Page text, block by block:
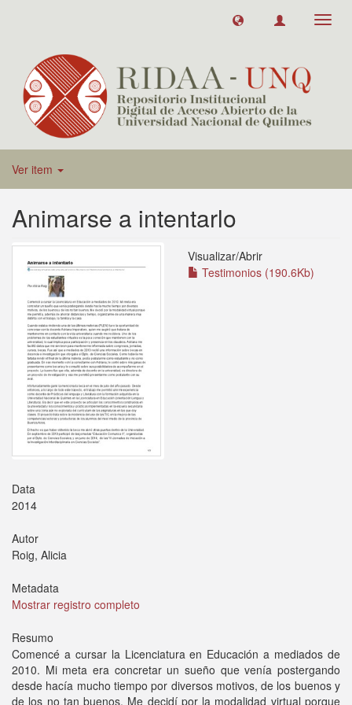
Ver item
Animarse a intentarlo
Visualizar/Abrir
Testimonios (190.6Kb)
Data
2014
Autor
Roig, Alicia
Metadata
Mostrar registro completo
Resumo
Comencé a cursar la Licenciatura en Educación a mediados de
2010. Mi meta era concretar un sueño que venía postergando
desde hacía mucho tiempo por diversos motivos, de los buenos y
de los no tan buenos. Me decidí por la modalidad virtual porque